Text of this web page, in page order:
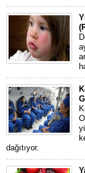
dağıtıyor.